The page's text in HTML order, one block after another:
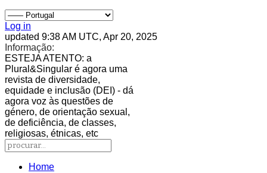
Log in
updated 9:38 AM UTC, Apr 20, 2025
Informação:
ESTEJA ATENTO: a
Plural&Singular é agora uma
revista de diversidade,
equidade e inclusão (DEI) - dá
agora voz às questões de
género, de orientação sexual,
de deficiência, de classes,
religiosas, étnicas, etc
Home